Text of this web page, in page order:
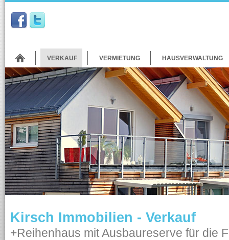
VERKAUF VERMIETUNG HAUSVERWALTUNG
Kirsch Immobilien - Verkauf
+Reihenhaus mit Ausbaureserve für die